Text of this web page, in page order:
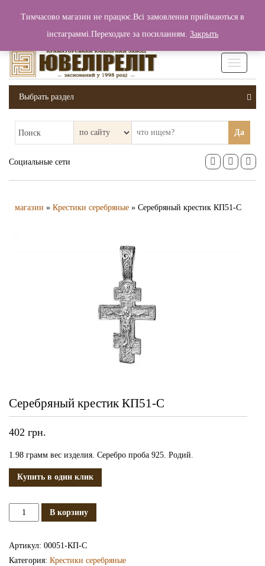
Вход / Регистрация 0 грн.
Выбрать раздел
Поиск Да
Социальные сети
магазин » Крестики серебряные » Серебряный крестик КП51-С
Серебряный крестик КП51-С
402 грн.
1.98 грамм вес изделия. Серебро проба 925. Родий.
Купить в один клик
КоличествоВ корзину
Артикул: 00051-КП-С
Категория: Крестики серебряные
Тимчасово магазин не працює.Всі замовлення приймаються в
інстаграммі.Переходьте за посиланням. Закрыть